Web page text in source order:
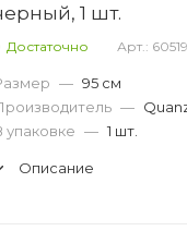
1 шт.
Достаточно Арт.:
— 95 см
—
упаковке — 1 шт.
Описание